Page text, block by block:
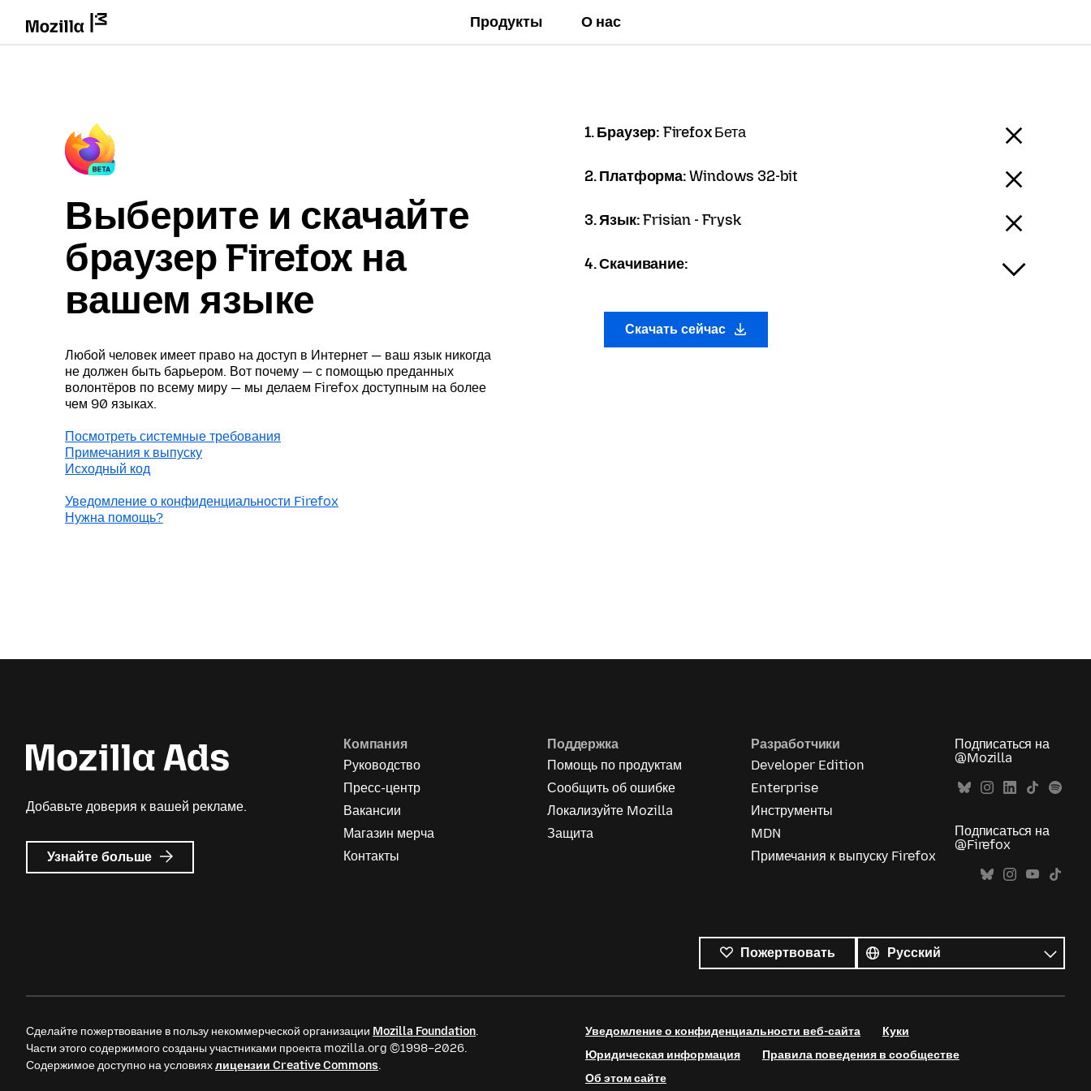
Продукты О нас
Выберите и скачайте
браузер Firefox на
вашем языке
Любой человек имеет право на доступ в Интернет — ваш язык никогда
не должен быть барьером. Вот почему — с помощью преданных
волонтёров по всему миру — мы делаем Firefox доступным на более
чем 90 языках.
Посмотреть системные требования
Примечания к выпуску
Исходный код
Уведомление о конфиденциальности Firefox
Нужна помощь?
1. Браузер: Firefox Бета
2. Платформа:Windows 32-bit
3. Язык:Frisian - Frysk
4. Скачивание:
Скачать сейчас
Добавьте доверия к вашей рекламе.
Узнайте больше о
Реклама
Компания
Руководство
Пресс-центр
Вакансии
Магазин мерча
Контакты
Поддержка
Помощь по продуктам
Сообщить об ошибке
Локализуйте Mozilla
Защита
Разработчики
Developer Edition
Enterprise
Инструменты
MDN
Примечания к выпуску Firefox
Подписаться на
@Mozilla
Подписаться на
@Firefox
Пожертвовать
языки
Язык
Сделайте пожертвование в пользу некоммерческой организации Mozilla Foundation.
Части этого содержимого созданы участниками проекта mozilla.org ©1998–2026.
Содержимое доступно на условияхлицензии Creative Commons.
Уведомление о конфиденциальности веб-сайта
Куки
Юридическая информация
Правила поведения в сообществе
Об этом сайте